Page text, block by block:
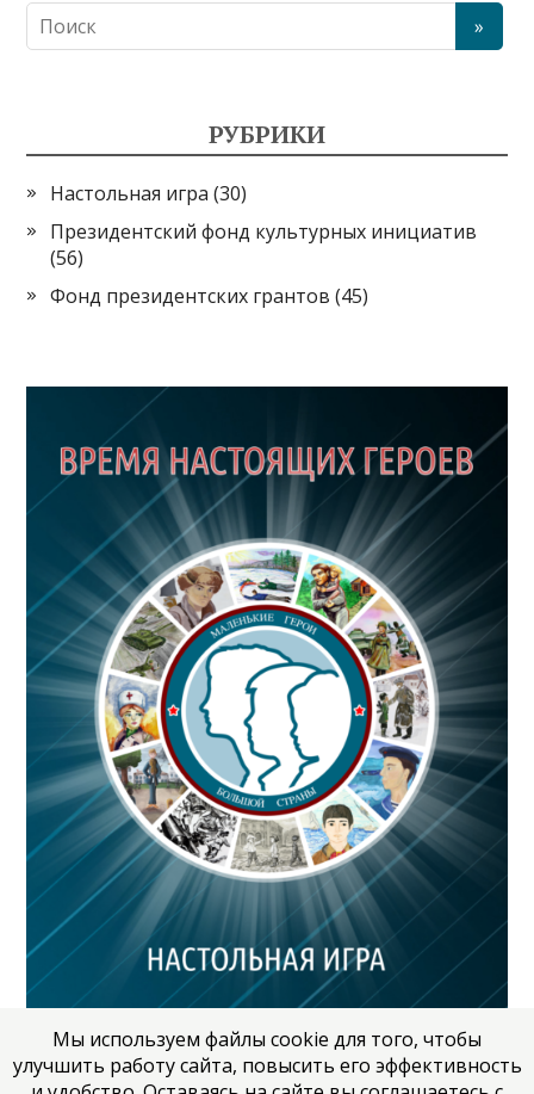
РУБРИКИ
Настольная игра (30)
Президентский фонд культурных инициатив
(56)
Фонд президентских грантов (45)
Мы используем файлы cookie для того, чтобы
улучшить работу сайта, повысить его эффективность